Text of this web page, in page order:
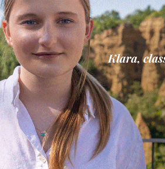
ringraziamento al Governo”
Cronaca 4 Agosto 2026
Un anno fa la strage in A1 in
Gianni, Giulia e Franco. Lo
processo, lo stop ai sorpassi
Cronaca 3 Agosto 2026
Scomparso da una struttura
Fiorentino l’uomo che aveva
Levane nel 2020